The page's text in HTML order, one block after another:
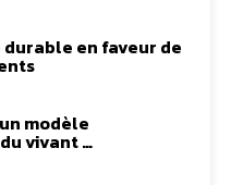
en faveur de
modèle
vivant …